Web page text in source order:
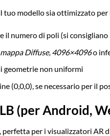
tuo modello sia ottimizzato
il numero di poli (si consigliano
mappa Diffuse, 4096×4096o
geometrie non uniformi
(0,0,0), se necessario per il
(per Android,
perfetta per i visualizzatori AR